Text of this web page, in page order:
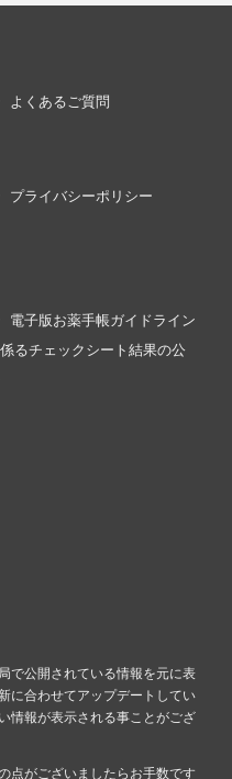
よくあるご質問
プライバシーポリシー
電子版お薬手帳ガイドライン
るチェックシート結果の公
で公開されている情報を元に表
に合わせてアップデートしてい
情報が表示される事ことがござ
点がございましたらお手数です